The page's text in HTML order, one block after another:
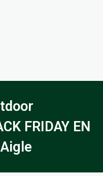
FRIDAY EN